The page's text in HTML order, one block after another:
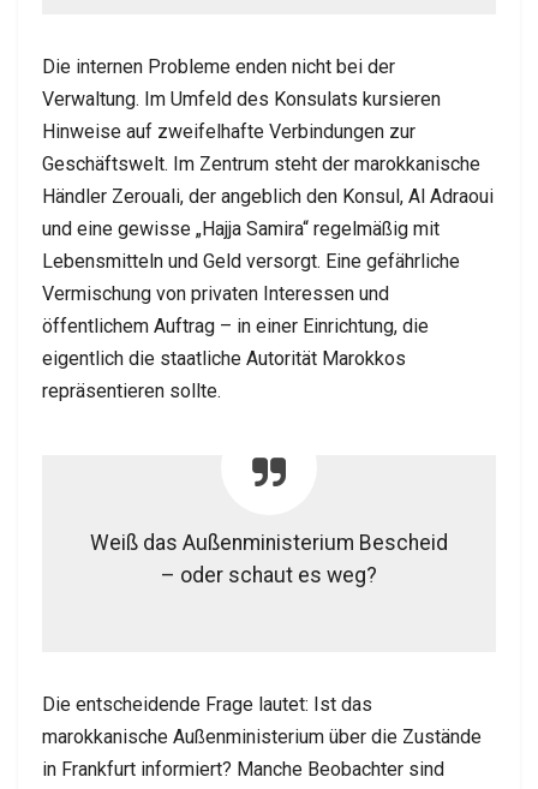
Die internen Probleme enden nicht bei der
Verwaltung. Im Umfeld des Konsulats kursieren
Hinweise auf zweifelhafte Verbindungen zur
Geschäftswelt. Im Zentrum steht der marokkanische
Händler Zerouali, der angeblich den Konsul, Al Adraoui
und eine gewisse „Hajja Samira“ regelmäßig mit
Lebensmitteln und Geld versorgt. Eine gefährliche
Vermischung von privaten Interessen und
öffentlichem Auftrag – in einer Einrichtung, die
eigentlich die staatliche Autorität Marokkos
repräsentieren sollte.
Weiß das Außenministerium Bescheid
– oder schaut es weg?
Die entscheidende Frage lautet: Ist das
marokkanische Außenministerium über die Zustände
in Frankfurt informiert? Manche Beobachter sind